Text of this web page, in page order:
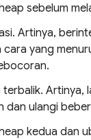
sebelum
Artinya,
cara yang
Artinya,
dan ulangi
kedua dan